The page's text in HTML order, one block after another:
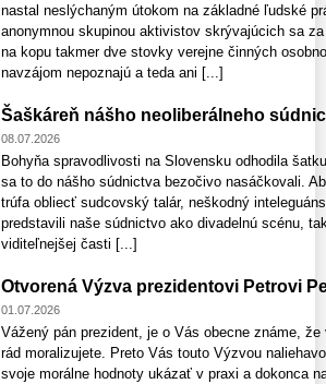
nastal neslýchaným útokom na základné ľudské
anonymnou skupinou aktivistov skrývajúcich sa
na kopu takmer dve stovky verejne činných
navzájom nepoznajú a teda ani [...]
Šaškáreň nášho neoliberálneho
08.07.2026
Bohyňa spravodlivosti na Slovensku odhodila
sa to do nášho súdnictva bezočivo nasáčkovali.
trúfa obliecť sudcovský talár, neškodný
predstavili naše súdnictvo ako divadelnú scénu,
viditeľnejšej časti [...]
Otvorená Výzva prezidentovi Petrovi
01.07.2026
Vážený pán prezident, je o Vás obecne známe,
rád moralizujete. Preto Vás touto Výzvou
svoje morálne hodnoty ukázať v praxi a dokonca